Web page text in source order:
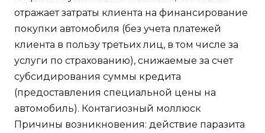
отражает затраты клиента на финансирование
покупки автомобиля (без учета платежей
клиента в пользу третьих лиц, в том числе за
услуги по страхованию), снижаемые за счет
субсидирования суммы кредита
(предоставления специальной цены на
автомобиль). Контагиозный моллюск
Причины возникновения: действие паразита